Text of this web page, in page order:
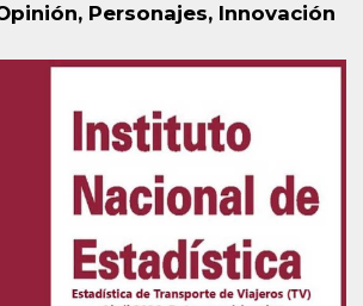
Personajes, Innovación